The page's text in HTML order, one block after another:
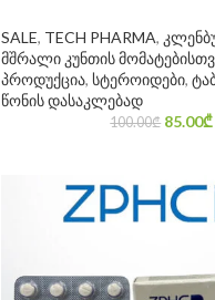
SALE, TECH PHARMA,
მშრალი კუნთის
პროდუქცია, სტეროიდები,
წონის დასაკლებად
100.00₾ 85.00₾